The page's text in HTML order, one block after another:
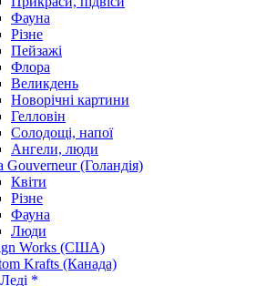
Фауна
Різне
Пейзажі
Флора
Великдень
Новорічні картини
Гелловін
Солодощі, напої
Ангели, люди
Gouverneur (Голандія)
Квіти
Різне
Фауна
Люди
Works (США)
Krafts (Канада)
*